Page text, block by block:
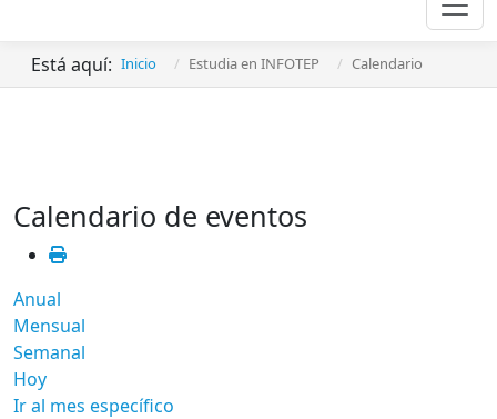
Está aquí: Inicio Estudia en INFOTEP Calendario
Calendario de eventos
Anual
Mensual
Semanal
Hoy
Ir al mes específico